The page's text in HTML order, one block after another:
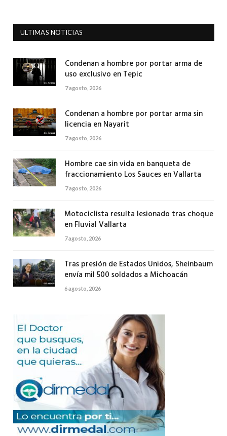
ULTIMAS NOTICIAS
Condenan a hombre por portar arma de
uso exclusivo en Tepic
7 agosto, 2026
Condenan a hombre por portar arma sin
licencia en Nayarit
7 agosto, 2026
Hombre cae sin vida en banqueta de
fraccionamiento Los Sauces en Vallarta
7 agosto, 2026
Motociclista resulta lesionado tras choque
en Fluvial Vallarta
7 agosto, 2026
Tras presión de Estados Unidos, Sheinbaum
envía mil 500 soldados a Michoacán
6 agosto, 2026